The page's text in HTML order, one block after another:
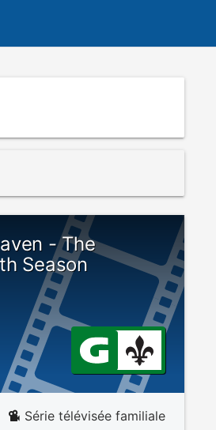
- The
Season
Série télévisée familiale